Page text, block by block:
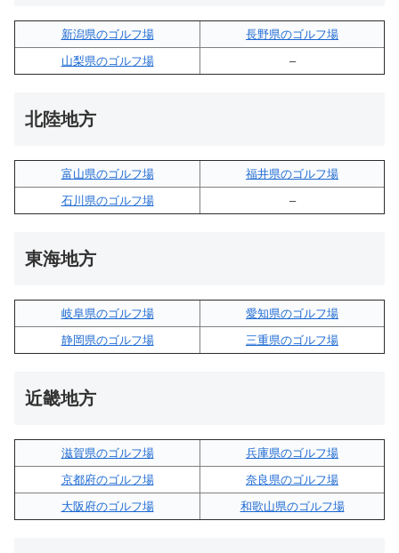
新潟県のゴルフ場
長野県のゴルフ場
山梨県のゴルフ場
–
北陸地方
富山県のゴルフ場
福井県のゴルフ場
石川県のゴルフ場
–
東海地方
岐阜県のゴルフ場
愛知県のゴルフ場
静岡県のゴルフ場
三重県のゴルフ場
近畿地方
滋賀県のゴルフ場
兵庫県のゴルフ場
京都府のゴルフ場
奈良県のゴルフ場
大阪府のゴルフ場
和歌山県のゴルフ場